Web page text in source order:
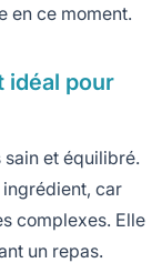
en ce moment.
idéal pour
et équilibré.
ingrédient, car
complexes. Elle
un repas.